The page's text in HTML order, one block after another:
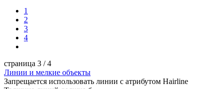
1
2
3
4
страница 3 / 4
Линии и мелкие объекты
Запрещается использовать линии с атрибутом Hairline